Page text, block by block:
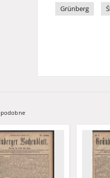
Grünberg
podobne